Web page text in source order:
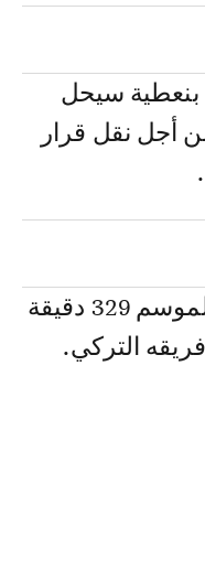
بنعطية سيحل
أجل نقل قرار
وخاض مدافع "الأسود هذا الموسم 329 دقيقة
التركي.